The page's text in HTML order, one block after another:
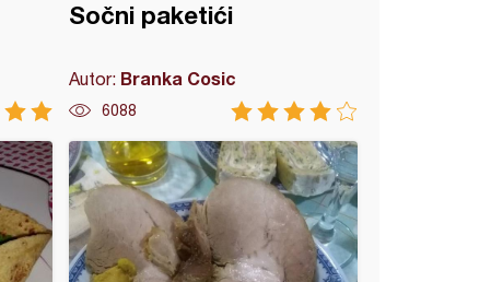
Sočni paketići
Autor: Branka Cosic
6088